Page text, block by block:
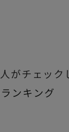
がチェック
ンキング